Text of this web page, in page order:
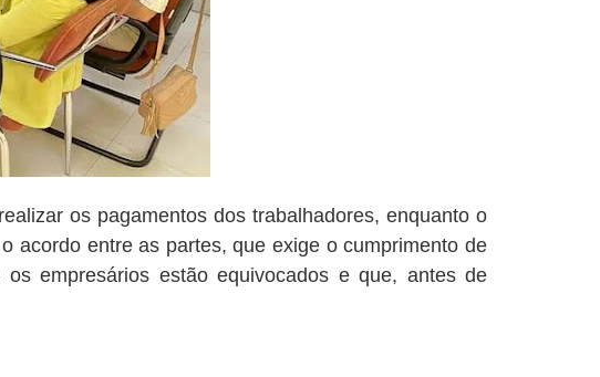
os pagamentos dos trabalhadores, enquanto o
acordo entre as partes, que exige o cumprimento de
empresários estão equivocados e que, antes de